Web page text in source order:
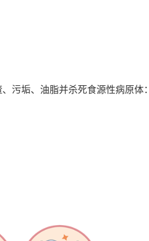
污垢、油脂并杀死食源性病原体：